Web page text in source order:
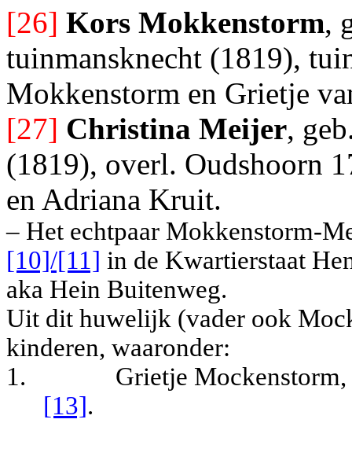
[26] Kors Mokkenstorm,
tuinmansknecht (1819),
Mokkenstorm en Grietje
[27] Christina Meijer,
(1819), overl. Oudshoorn
en Adriana Kruit.
– Het echtpaar Mokkenstorm-
[10]/[11] in de Kwartierstaat
aka Hein Buitenweg.
Uit dit huwelijk (vader ook
kinderen, waaronder:
1.
Grietje
[13].